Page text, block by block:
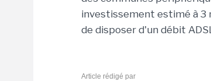
investissement estimé à 3
de disposer d'un débit
Article rédigé par